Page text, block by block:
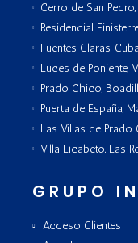
Cerro de San
Residencial
Fuentes Claras,
Luces de Poniente,
Prado Chico,
Puerta de España,
Las Villas de Prado
Villa Licabeto, Las
GRUPO
Acceso Clientes